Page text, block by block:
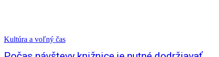
Kultúra a voľný čas